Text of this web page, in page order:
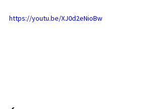
https://youtu.be/XJ0d2eNioBw